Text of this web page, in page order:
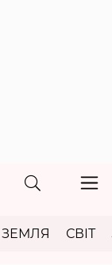
ЗЕМЛЯ СВІТ